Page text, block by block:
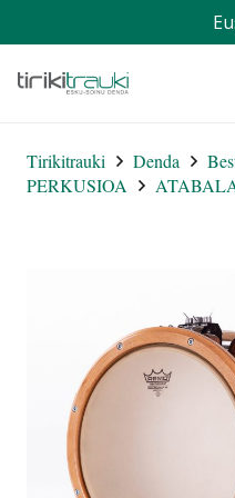
Tirikitrauki Denda
PERKUSIOA